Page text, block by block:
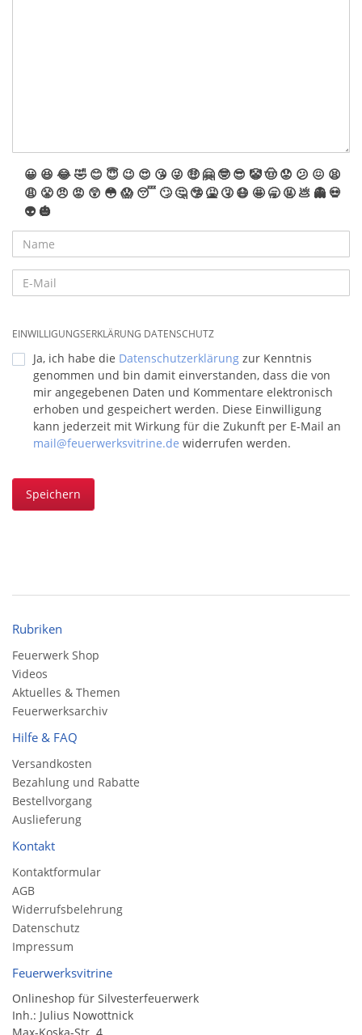
😀 😆 😂🤣 😊 😇 😉 😍 😘 😜 🤑 🤗 🤓 😎 🤡🤠 😟 😕 😖 😫
😩 😤 😠 😡 😲 😳 😱 😴 🙄 🤔 🤥 🤮 🤧 😷 🤩 🥱 🤬 💩 👻 💀
👽 🎃
EINWILLIGUNGSERKLÄRUNG DATENSCHUTZ
Ja, ich habe die Datenschutzerklärung zur Kenntnis
genommen und bin damit einverstanden, dass die von
mir angegebenen Daten und Kommentare elektronisch
erhoben und gespeichert werden. Diese Einwilligung
kann jederzeit mit Wirkung für die Zukunft per E-Mail an
mail@feuerwerksvitrine.de widerrufen werden.
Speichern
Rubriken
Feuerwerk Shop
Videos
Aktuelles & Themen
Feuerwerksarchiv
Hilfe & FAQ
Versandkosten
Bezahlung und Rabatte
Bestellvorgang
Auslieferung
Kontakt
Kontaktformular
AGB
Widerrufsbelehrung
Datenschutz
Impressum
Feuerwerksvitrine
Onlineshop für Silvesterfeuerwerk
Inh.: Julius Nowottnick